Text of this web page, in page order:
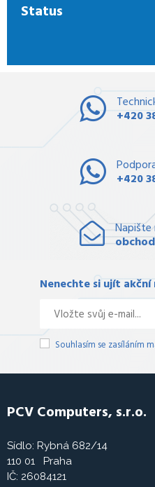
Status
+420
+420
Napište
Nenechte si ujít
Souhlasím se zasíláním
PCV Computers, s.r.o.
Sídlo: Rybná 682/14
110 01 Praha
IČ: 26084121